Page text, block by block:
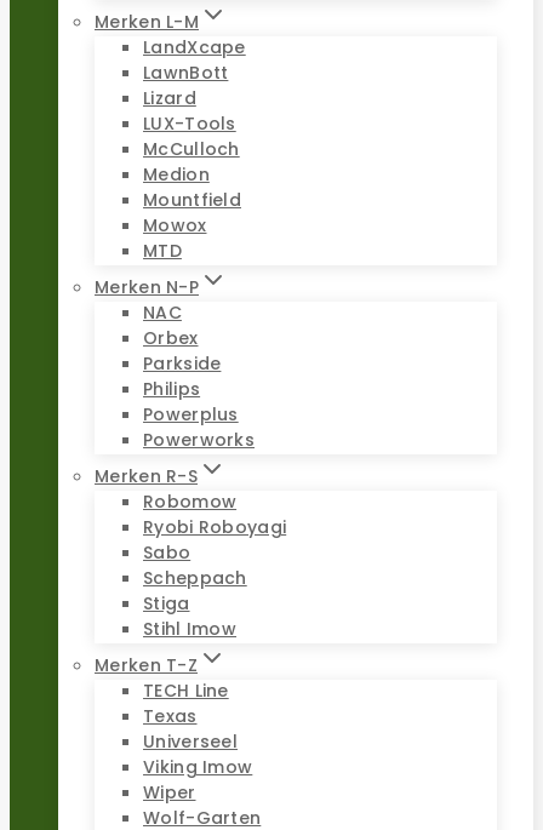
Merken L-M
LandXcape
LawnBott
Lizard
LUX-Tools
McCulloch
Medion
Mountfield
Mowox
MTD
Merken N-P
NAC
Orbex
Parkside
Philips
Powerplus
Powerworks
Merken R-S
Robomow
Ryobi Roboyagi
Sabo
Scheppach
Stiga
Stihl Imow
Merken T-Z
TECH Line
Texas
Universeel
Viking Imow
Wiper
Wolf-Garten